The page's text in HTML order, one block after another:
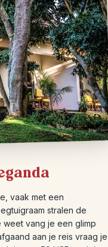
vaak met een
stralen de
vang je een glimp
aan je reis vraag je